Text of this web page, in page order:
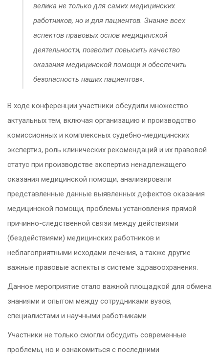
велика не только для самих медицинских
работников, но и для пациентов. Знание всех
аспектов правовых основ медицинской
деятельности, позволит повысить качество
оказания медицинской помощи и обеспечить
безопасность наших пациентов».
В ходе конференции участники обсудили множество
актуальных тем, включая организацию и производство
комиссионных и комплексных судебно-медицинских
экспертиз, роль клинических рекомендаций и их правовой
статус при производстве экспертиз ненадлежащего
оказания медицинской помощи, анализировали
представленные данные выявленных дефектов оказания
медицинской помощи, проблемы установления прямой
причинно-следственной связи между действиями
(бездействиями) медицинских работников и
неблагоприятными исходами лечения, а также другие
важные правовые аспекты в системе здравоохранения.
Данное мероприятие стало важной площадкой для обмена
знаниями и опытом между сотрудниками вузов,
специалистами и научными работниками.
Участники не только смогли обсудить современные
проблемы, но и ознакомиться с последними